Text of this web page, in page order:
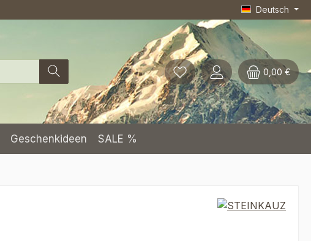
Deutsch
0,00 €
Geschenkideen SALE %